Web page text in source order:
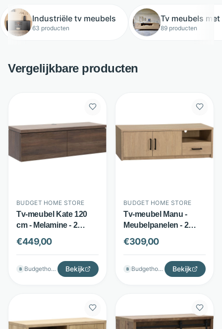
Industriële tv meubels
63 producten
Tv meubels
89 producten
Vergelijkbare producten
BUDGET HOME STORE
Tv-meubel Kate 120
cm - Melamine - 2
softclose kleppen -
Bruin - Budget Home
Store
€449,00
B Budgethomestore Bekijk
BUDGET HOME STORE
Tv-meubel Manu -
Meubelpanelen - 2
deuren, lade en open
vak - Bruin - Budget
Home Store
€309,00
B Budgethomestore Bekijk